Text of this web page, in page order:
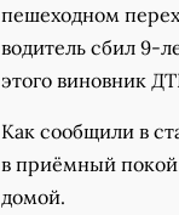
пешеходном
водитель сбил 9-
этого виновник
Как сообщили в
в приёмный
домой.